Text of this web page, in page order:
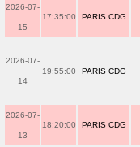
2026-07-
15
17:35:00 PARIS CDG
2026-07-
14
19:55:00 PARIS CDG
2026-07-
13
18:20:00 PARIS CDG